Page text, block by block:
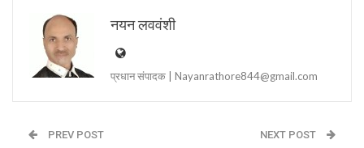
नयन लववंशी
प्रधान संपादक | Nayanrathore844@gmail.com
PREV POST NEXT POST